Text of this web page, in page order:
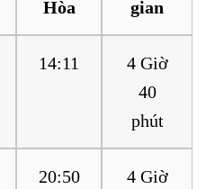
Hòa gian
14:11
4 Giờ
40
phút
20:50
4 Giờ